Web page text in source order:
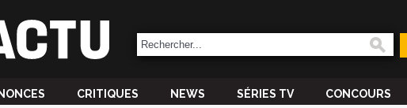
CRITIQUES NEWS SÉRIES TV CONCOURS